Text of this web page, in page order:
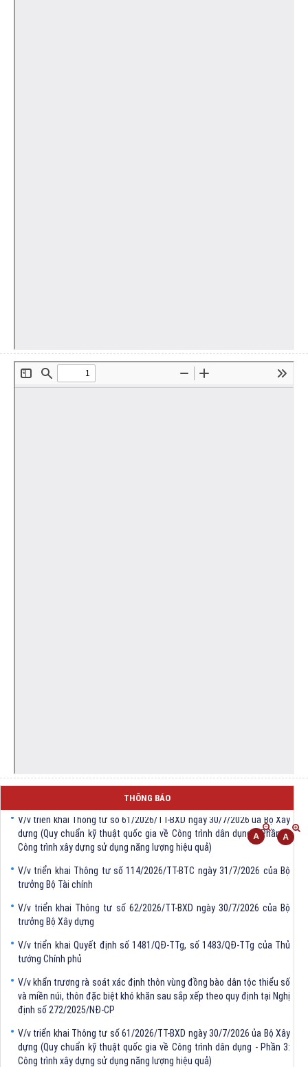
THÔNG BÁO
V/v triển khai Thông tư số 61/2026/TT-BXD ngày 30/7/2026 ủa Bộ Xây
dựng (Quy chuẩn kỹ thuật quốc gia về Công trình dân dụng - Phần 3:
Công trình xây dựng sử dụng năng lượng hiệu quả)
trưởng Bộ Tài chính
trưởng Bộ Xây dựng
tướng Chính phủ
và miền núi, thôn đặc biệt khó khăn sau sắp xếp theo quy định tại Nghị
định số 272/2025/NĐ-CP
dựng (Quy chuẩn kỹ thuật quốc gia về Công trình dân dụng - Phần 3:
Công trình xây dựng sử dụng năng lượng hiệu quả)